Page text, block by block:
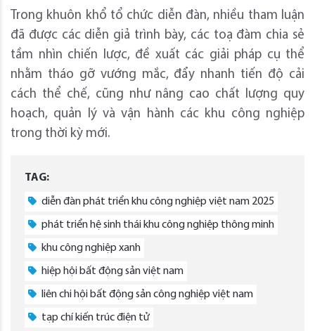
Trong khuôn khổ tổ chức diễn đàn, nhiều tham luận
đã được các diễn giả trình bày, các toạ đàm chia sẻ
tầm nhìn chiến lược, đề xuất các giải pháp cụ thể
nhằm tháo gỡ vướng mắc, đẩy nhanh tiến độ cải
cách thể chế, cũng như nâng cao chất lượng quy
hoạch, quản lý và vận hành các khu công nghiệp
trong thời kỳ mới.
TAG:
diễn đàn phát triển khu công nghiệp việt nam 2025
phát triển hệ sinh thái khu công nghiệp thông minh
khu công nghiệp xanh
hiệp hội bất động sản việt nam
liên chi hội bất động sản công nghiệp việt nam
tạp chí kiến trúc điện tử